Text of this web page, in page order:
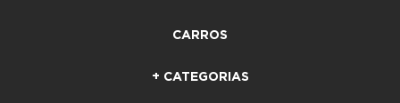
CARROS
+ CATEGORIAS